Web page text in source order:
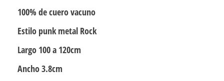
100% de cuero vacuno
Estilo punk metal Rock
Largo 100 a 120cm
Ancho 3.8cm